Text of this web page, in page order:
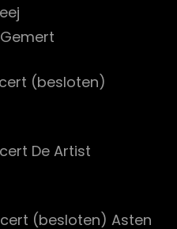
(besloten)
De Artist
(besloten) Asten